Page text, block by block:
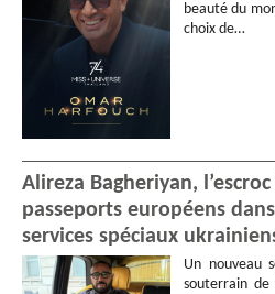
beauté du
choix de…
Alireza Bagheriyan,
passeports européens
services spéciaux
Un nouveau
souterrain